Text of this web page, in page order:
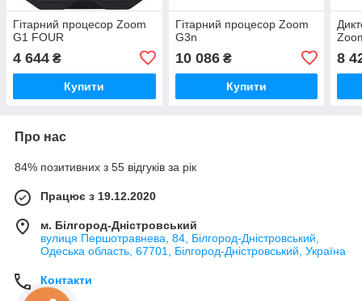
Гітарний процесор Zoom
G1 FOUR
4 644 ₴
Купити
Гітарний процесор Zoom
G3n
10 086₴
Купити
8
Про нас
84% позитивних з 55 відгуків за рік
Працює з 19.12.2020
м. Білгород-Дністровський
вулиця Першотравнева, 84, Білгород-Дністровський,
Одеська область, 67701, Білгород-Дністровський, Україна
Контакти